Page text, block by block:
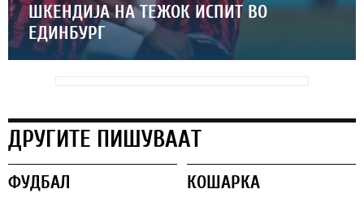
ШКЕНДИЈА НА ТЕЖОК ИСПИТ ВО
ЕДИНБУРГ
ДРУГИТЕ ПИШУВААТ
ФУДБАЛ КОШАРКА